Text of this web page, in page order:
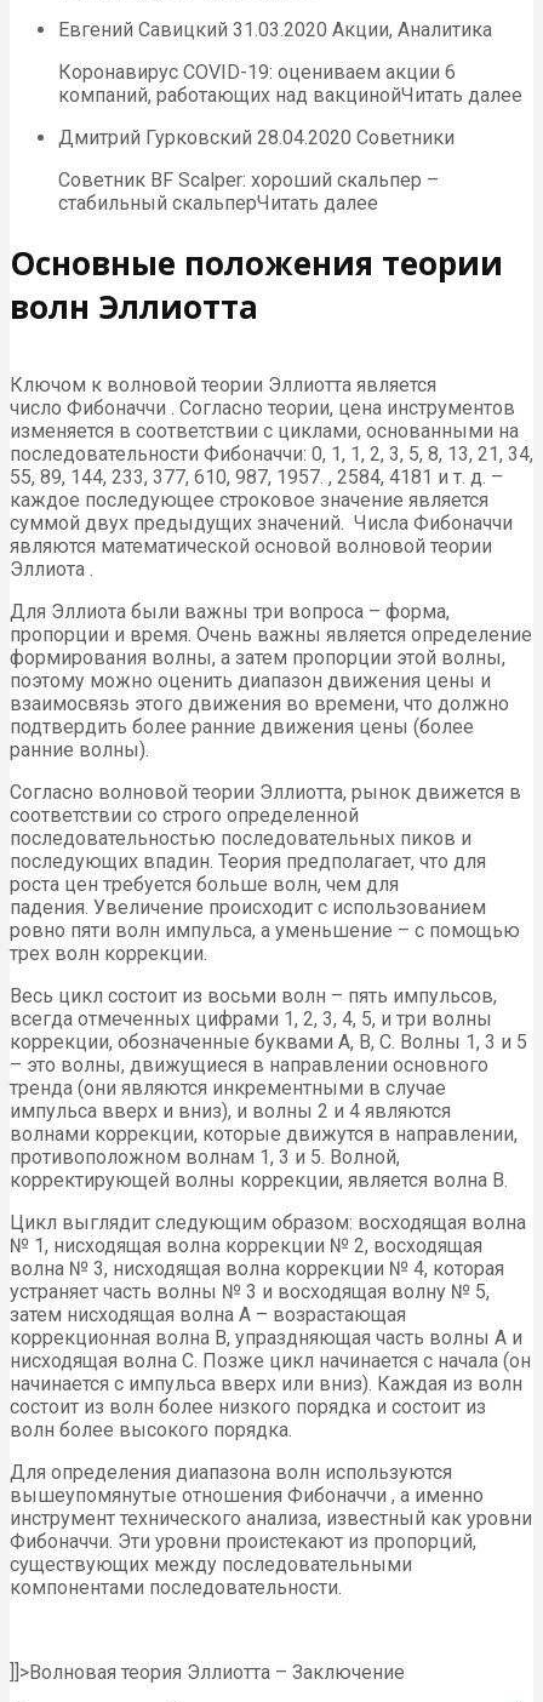
Евгений Савицкий 31.03.2020 Акции, Аналитика
Коронавирус COVID-19: оцениваем акции 6
компаний, работающих над вакцинойЧитать далее
Дмитрий Гурковский 28.04.2020 Советники
Советник BF Scalper: хороший скальпер –
стабильный скальперЧитать далее
Основные положения теории
волн Эллиотта
Ключом к волновой теории Эллиотта является
число Фибоначчи . Согласно теории, цена инструментов
изменяется в соответствии с циклами, основанными на
последовательности Фибоначчи: 0, 1, 1, 2, 3, 5, 8, 13, 21, 34,
55, 89, 144, 233, 377, 610, 987, 1957. , 2584, 4181 и т. д. –
каждое последующее строковое значение является
суммой двух предыдущих значений. Числа Фибоначчи
являются математической основой волновой теории
Эллиота .
Для Эллиота были важны три вопроса – форма,
пропорции и время. Очень важны является определение
формирования волны, а затем пропорции этой волны,
поэтому можно оценить диапазон движения цены и
взаимосвязь этого движения во времени, что должно
подтвердить более ранние движения цены (более
ранние волны).
Согласно волновой теории Эллиотта, рынок движется в
соответствии со строго определенной
последовательностью последовательных пиков и
последующих впадин. Теория предполагает, что для
роста цен требуется больше волн, чем для
падения. Увеличение происходит с использованием
ровно пяти волн импульса, а уменьшение – с помощью
трех волн коррекции.
Весь цикл состоит из восьми волн – пять импульсов,
всегда отмеченных цифрами 1, 2, 3, 4, 5, и три волны
коррекции, обозначенные буквами A, B, C. Волны 1, 3 и 5
– это волны, движущиеся в направлении основного
тренда (они являются инкрементными в случае
импульса вверх и вниз), и волны 2 и 4 являются
волнами коррекции, которые движутся в направлении,
противоположном волнам 1, 3 и 5. Волной,
корректирующей волны коррекции, является волна B.
Цикл выглядит следующим образом: восходящая волна
№ 1, нисходящая волна коррекции № 2, восходящая
волна № 3, нисходящая волна коррекции № 4, которая
устраняет часть волны № 3 и восходящая волну № 5,
затем нисходящая волна А – возрастающая
коррекционная волна B, упраздняющая часть волны A и
нисходящая волна C. Позже цикл начинается с начала (он
начинается с импульса вверх или вниз). Каждая из волн
состоит из волн более низкого порядка и состоит из
волн более высокого порядка.
Для определения диапазона волн используются
вышеупомянутые отношения Фибоначчи , а именно
инструмент технического анализа, известный как уровни
Фибоначчи. Эти уровни проистекают из пропорций,
существующих между последовательными
компонентами последовательности.
]]>Волновая теория Эллиотта – Заключение